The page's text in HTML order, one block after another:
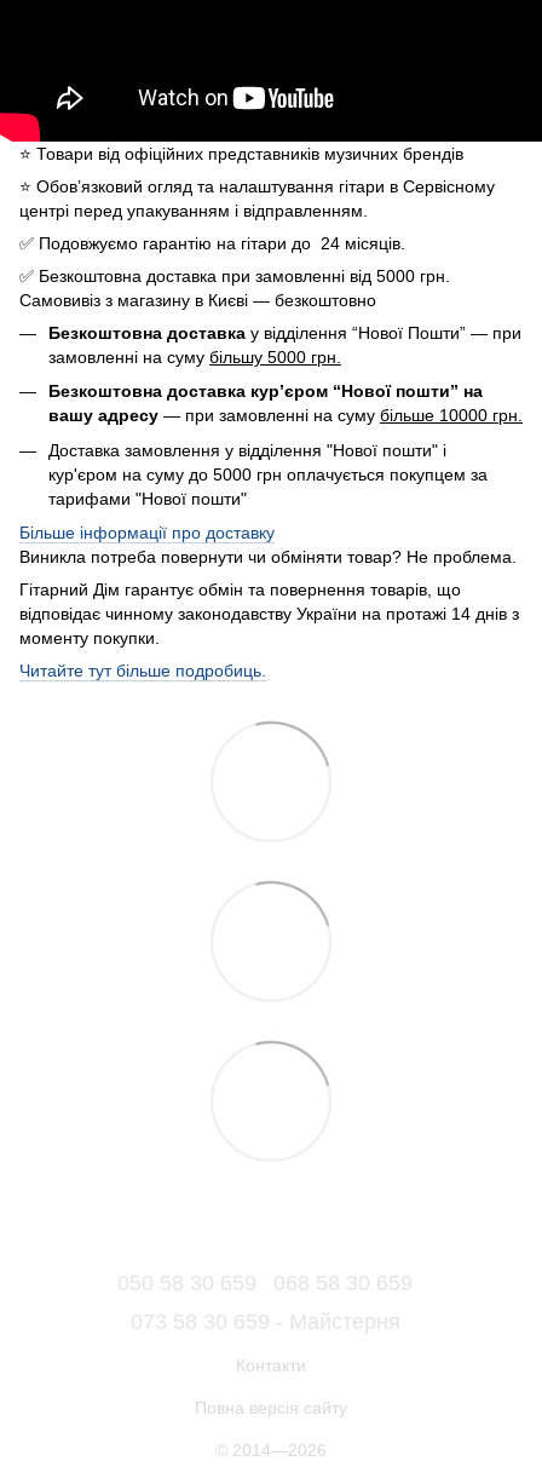
⭐️ Товари від офіційних представників музичних брендів
⭐️ Обов’язковий огляд та налаштування гітари в Сервісному
центрі перед упакуванням і відправленням.
✅ Подовжуємо гарантію на гітари до 24 місяців.
✅ Безкоштовна доставка при замовленні від 5000 грн.
Самовивіз з магазину в Києві — безкоштовно
Безкоштовна доставка у відділення “Нової Пошти” — при
замовленні на суму більшу 5000 грн.
Безкоштовна доставка кур’єром “Нової пошти” на
вашу адресу — при замовленні на суму більше 10000 грн.
Доставка замовлення у відділення "Нової пошти" і
кур'єром на суму до 5000 грн оплачується покупцем за
тарифами "Нової пошти"
Більше інформації про доставку
Виникла потреба повернути чи обміняти товар? Не проблема.
Гітарний Дім гарантує обмін та повернення товарів, що
відповідає чинному законодавству України на протажі 14 днів з
моменту покупки.
Читайте тут більше подробиць.
050 58 30 659
068 58 30 659
073 58 30 659 - Майстерня
Контакти
Повна версія сайту
© 2014—2026